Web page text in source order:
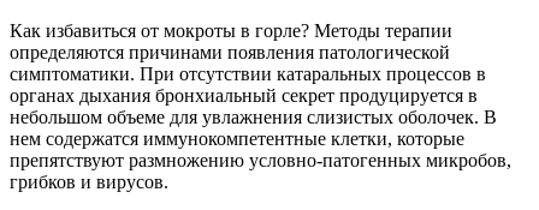
Как избавиться от мокроты в горле? Методы терапии
определяются причинами появления патологической
симптоматики. При отсутствии катаральных процессов в
органах дыхания бронхиальный секрет продуцируется в
небольшом объеме для увлажнения слизистых оболочек. В
нем содержатся иммунокомпетентные клетки, которые
препятствуют размножению условно-патогенных микробов,
грибков и вирусов.